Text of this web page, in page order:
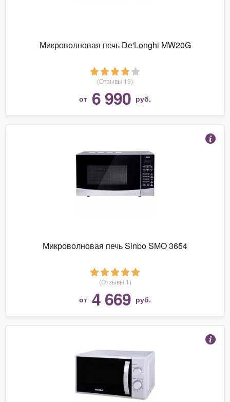
Микроволновая печь De'Longhi MW20G
(Отзывы 19)
от 6 990 руб.
Микроволновая печь Sinbo SMO 3654
(Отзывы 1)
от 4 669 руб.